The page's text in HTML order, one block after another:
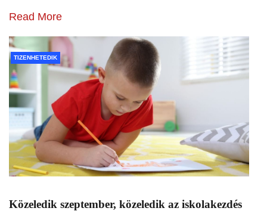
Read More
TIZENHETEDIK
Közeledik szeptember, közeledik az iskolakezdés